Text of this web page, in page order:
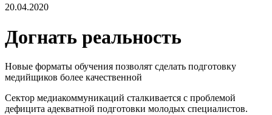
20.04.2020
Догнать реальность
Новые форматы обучения позволят сделать подготовку
медийщиков более качественной
Сектор медиакоммуникаций сталкивается с проблемой
дефицита адекватной подготовки молодых специалистов.